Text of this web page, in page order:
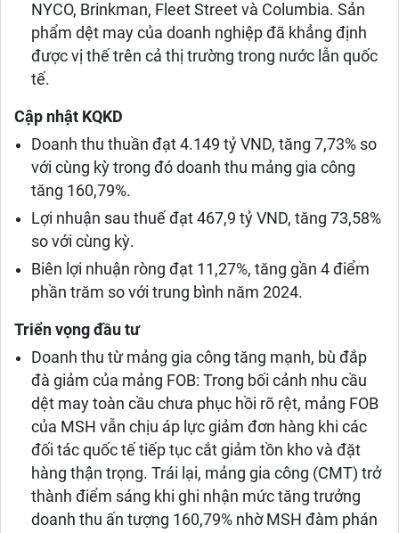
NYCO, Brinkman, Fleet Street và Columbia. Sản
phẩm dệt may của doanh nghiệp đã khẳng định
được vị thế trên cả thị trường trong nước lẫn quốc
tế.
Cập nhật KQKD
Doanh thu thuần đạt 4.149 tỷ VND, tăng 7,73% so
với cùng kỳ trong đó doanh thu mảng gia công
tăng 160,79%.
Lợi nhuận sau thuế đạt 467,9 tỷ VND, tăng 73,58%
so với cùng kỳ.
Biên lợi nhuận ròng đạt 11,27%, tăng gần 4 điểm
phần trăm so với trung bình năm 2024.
Triển vọng đầu tư
Doanh thu từ mảng gia công tăng mạnh, bù đắp
đà giảm của mảng FOB: Trong bối cảnh nhu cầu
dệt may toàn cầu chưa phục hồi rõ rệt, mảng FOB
của MSH vẫn chịu áp lực giảm đơn hàng khi các
đối tác quốc tế tiếp tục cắt giảm tồn kho và đặt
hàng thận trọng. Trái lại, mảng gia công (CMT) trở
thành điểm sáng khi ghi nhận mức tăng trưởng
doanh thu ấn tượng 160,79% nhờ MSH đàm phán